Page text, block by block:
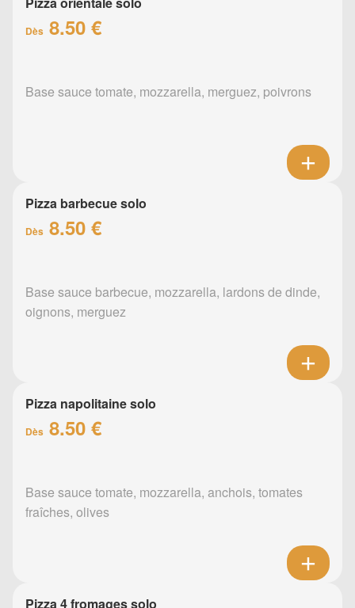
Dès 8.50 €
Base sauce tomate, mozzarella, merguez, poivrons
Pizza barbecue solo
Dès 8.50 €
Base sauce barbecue, mozzarella, lardons de dinde,
oignons, merguez
Pizza napolitaine solo
Dès 8.50 €
Base sauce tomate, mozzarella, anchois, tomates
fraîches, olives
Pizza 4 fromages solo